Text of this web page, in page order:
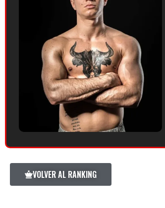
VOLVER AL RANKING